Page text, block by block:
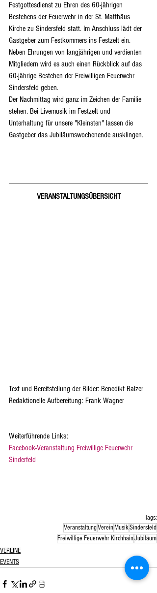
Festgottesdienst zu Ehren des 60-jährigen
Bestehens der Feuerwehr in der St. Matthäus
Kirche zu Sindersfeld statt. Im Anschluss lädt der
Gastgeber zum Festkommers ins Festzelt ein.
Neben Ehrungen von langjährigen und verdienten
Mitgliedern wird es auch einen Rückblick auf das
60-jährige Bestehen der Freiwilligen Feuerwehr
Sindersfeld geben.
Der Nachmittag wird ganz im Zeichen der Familie
stehen. Bei Livemusik im Festzelt und
Unterhaltung für unsere "Kleinsten" lassen die
Gastgeber das Jubiläumswochenende ausklingen.
VERANSTALTUNGSÜBERSICHT
Text und Bereitstellung der Bilder: Benedikt Balzer
Redaktionelle Aufbereitung: Frank Wagner
Weiterführende Links:
Facebook-Veranstaltung Freiwillige Feuerwehr
Sinderfeld
Tags:
VeranstaltungVerein MusikSindersfeld
Freiwillige Feuerwehr KirchhainJubiläum
VEREINE
EVENTS